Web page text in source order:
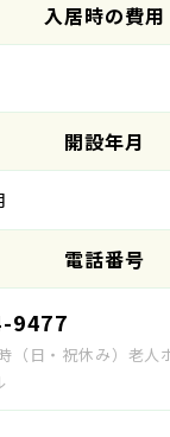
入居時の費用
開設年月
電話番号
9477
（日・祝休み）老人